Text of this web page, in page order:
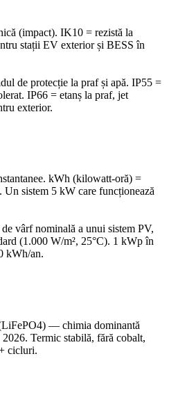
(impact). IK10 = rezistă la
stații EV exterior și BESS în
de protecție la praf și apă. IP55 =
IP66 = etanș la praf, jet
exterior.
kWh (kilowatt-oră) =
Un sistem 5 kW care funcționează
vârf nominală a unui sistem PV,
(1.000 W/m², 25°C). 1 kWp în
kWh/an.
— chimia dominantă
Termic stabilă, fără cobalt,
cicluri.